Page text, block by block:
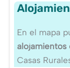
En el mapa
alojamientos
Casas